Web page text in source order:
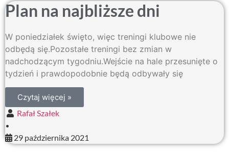
Plan na najbliższe dni
W poniedziałek święto, więc treningi klubowe nie
odbędą się.Pozostałe treningi bez zmian w
nadchodzącym tygodniu.Wejście na hale przesunięte o
tydzień i prawdopodobnie będą odbywały się
Czytaj więcej »
Rafał Szałek
•
29 października 2021